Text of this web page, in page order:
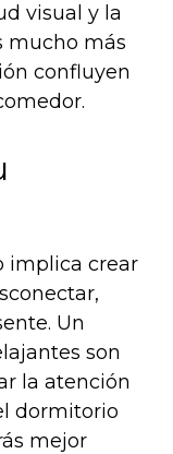
visual y la
mucho más
confluyen
implica crear
Un
son
la atención
dormitorio
mejor